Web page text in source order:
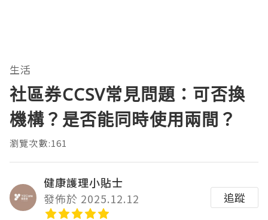
生活
社區券CCSV常見問題：可否換
機構？是否能同時使用兩間？
瀏覽次數:161
健康護理小貼士
發佈於 2025.12.12
追蹤